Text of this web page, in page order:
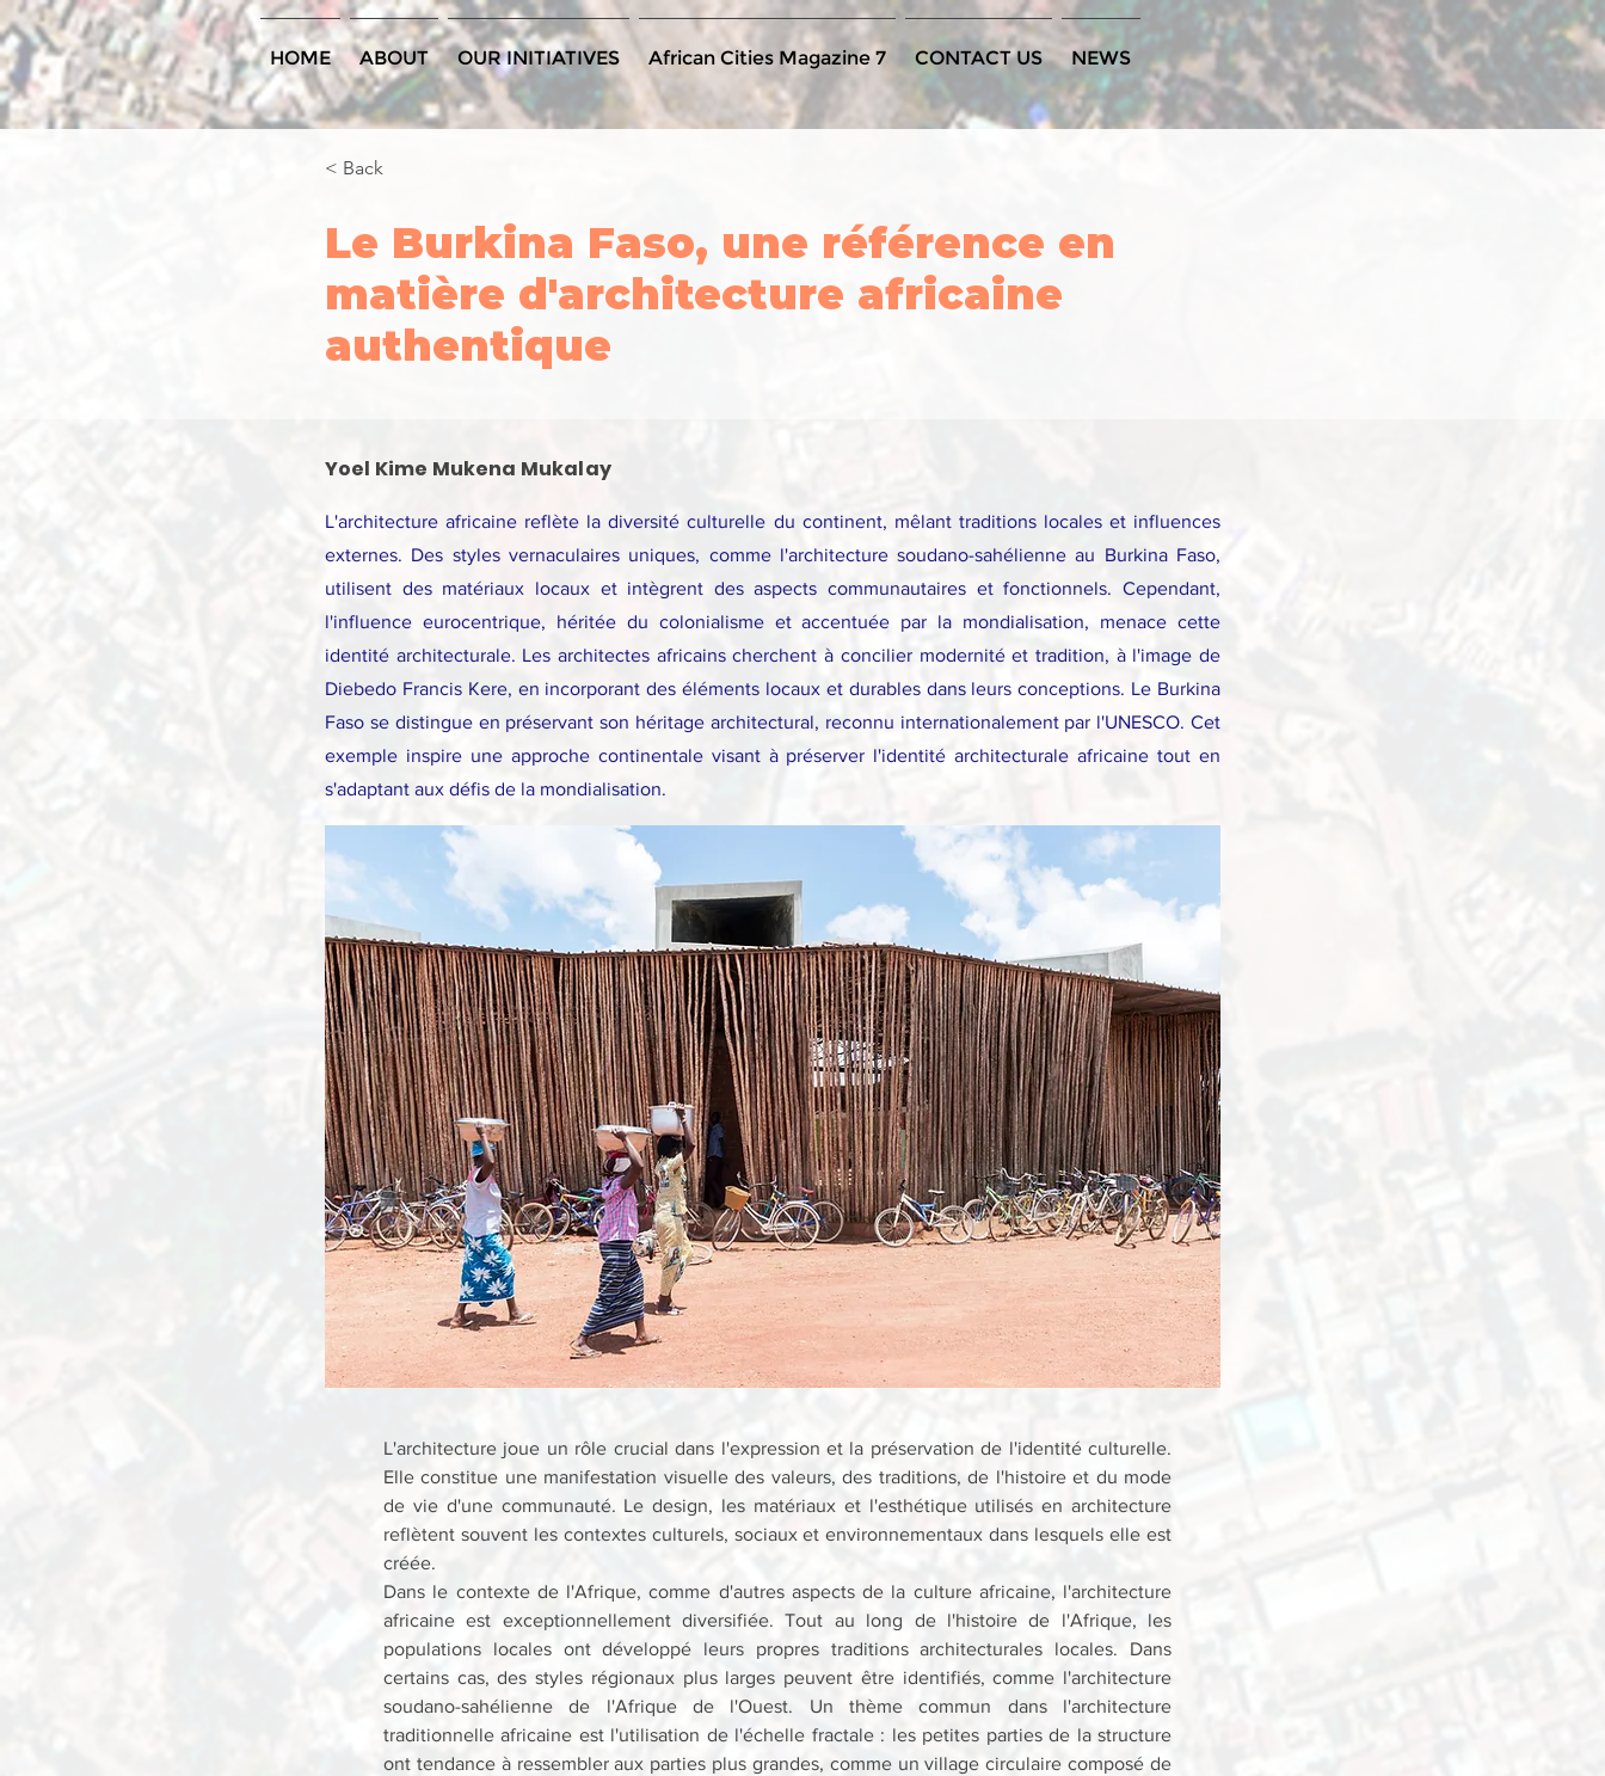
HOME ABOUT OUR INITIATIVES African Cities Magazine 7 CONTACT US NEWS
< Back
Le Burkina Faso, une référence en
matière d'architecture africaine
authentique
Yoel Kime Mukena Mukalay
L'architecture africaine reflète la diversité culturelle du continent, mêlant traditions locales et influences
externes. Des styles vernaculaires uniques, comme l'architecture soudano-sahélienne au Burkina Faso,
utilisent des matériaux locaux et intègrent des aspects communautaires et fonctionnels. Cependant,
l'influence eurocentrique, héritée du colonialisme et accentuée par la mondialisation, menace cette
identité architecturale. Les architectes africains cherchent à concilier modernité et tradition, à l'image de
Diebedo Francis Kere, en incorporant des éléments locaux et durables dans leurs conceptions. Le Burkina
Faso se distingue en préservant son héritage architectural, reconnu internationalement par l'UNESCO. Cet
exemple inspire une approche continentale visant à préserver l'identité architecturale africaine tout en
s'adaptant aux défis de la mondialisation.
L'architecture joue un rôle crucial dans l'expression et la préservation de l'identité culturelle.
Elle constitue une manifestation visuelle des valeurs, des traditions, de l'histoire et du mode
de vie d'une communauté. Le design, les matériaux et l'esthétique utilisés en architecture
reflètent souvent les contextes culturels, sociaux et environnementaux dans lesquels elle est
créée.
Dans le contexte de l'Afrique, comme d'autres aspects de la culture africaine, l'architecture
africaine est exceptionnellement diversifiée. Tout au long de l'histoire de l'Afrique, les
populations locales ont développé leurs propres traditions architecturales locales. Dans
certains cas, des styles régionaux plus larges peuvent être identifiés, comme l'architecture
soudano-sahélienne de l'Afrique de l'Ouest. Un thème commun dans l'architecture
traditionnelle africaine est l'utilisation de l'échelle fractale : les petites parties de la structure
ont tendance à ressembler aux parties plus grandes, comme un village circulaire composé de